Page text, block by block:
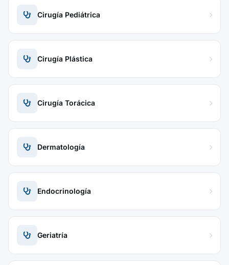
Cirugía Pediátrica
Cirugía Plástica
Cirugía Torácica
Dermatología
Endocrinología
Geriatría